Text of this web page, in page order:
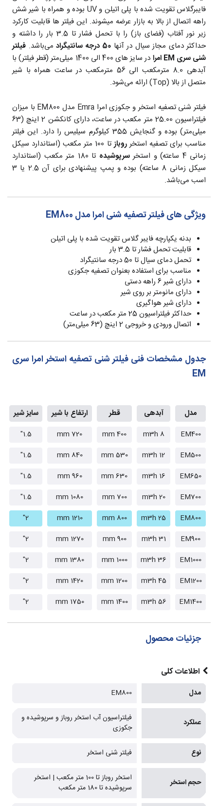
فایبرگلاس تقویت شده با پلی اتیلن و UV بوده و همراه با شیر شش
راهه اتصال از بالا به بازار عرضه میشوند. این فیلتر ها قابلیت کارکرد
زیر نور آفتاب (فضای باز) را با تحمل فشار تا 3.5 بار را داشته و
حداکثر دمای مجاز سیال در آنها 50 درجه سانتیگراد می‌باشد. فیلتر
شنی سری EM امرا
در سایز های 400 الی 1400 میلی‌متر (قطر فیلتر) با
آبدهی 8.0 مترمکعب الی 56 مترمکعب در ساعت همراه با شیر
متصل از بالا (Top) ارائه می‌شود.
فیلتر شنی تصفیه استخر و جکوزی امرا Emra مدل EM800 با میزان
فیلتراسیون 25.00 متر مکعب در ساعت، دارای کانکشن 2 اینچ (63
میلی‌متر) بوده و گنجایش 355 کیلوگرم سیلیس را دارد. این فیلتر
مناسب برای تصفیه استخرروباز
تا 100 متر مکعب (استاندارد سیکل
زمانی 4 ساعته) و استخر
سرپوشیده
تا 180 متر مکعب (استاندارد
سیکل زمانی 8 ساعته) بوده و پمپ پیشنهادی برای آن 2.5 یا 3
اسب می‌باشد.
ویژگی های فیلتر تصفیه شنی امرا مدل EM800
بدنه یکپارچه فایبر گلاس تقویت شده با پلی اتیلن
قابلیت تحمل فشار تا 3.5 بار
تحمل دمای سیال تا 50 درجه سانتیگراد
مناسب برای استفاده بعنوان تصفیه جکوزی
دارای شیر 6 راهه دستی
دارای مانومتر بر روی شیر
دارای شیر هواگیری
حداکثر فیلتراسیون 25 متر مکعب در ساعت
اتصال ورودی و خروجی 2 اینچ (63 میلی‌متر)
جدول مشخصات فنی فیلتر شنی تصفیه استخر امرا سری
EM
مدل آبدهی قطر ارتفاع با شیر سایز شیر
EM400
8 m3h
400 mm
720 mm
1.5"
EM500
12 m3h
530 mm
840 mm
1.5"
EM650
16 m3h
630 mm
960 mm
1.5"
EM700
20 m3h
700 mm
1080 mm
1.5"
EM800
25 m3h
800 mm
1210 mm
2"
EM900
31 m3h
900 mm
1270 mm
2"
EM1000
36 m3h
1000 mm
1380 mm
2"
EM1200
45 m3h
1200 mm
1420 mm
2"
EM1400
56 m3h
1400 mm
1750 mm
2"
جزئیات محصول
اطلاعات کلی
مدل EM800
عملکرد
فیلتراسیون آب استخر روباز و سرپوشیده و
جکوزی
نوع فیلتر شنی استخر
حجم استخر
استخر روباز تا 100 متر مکعب | استخر
سرپوشیده تا 180 متر مکعب